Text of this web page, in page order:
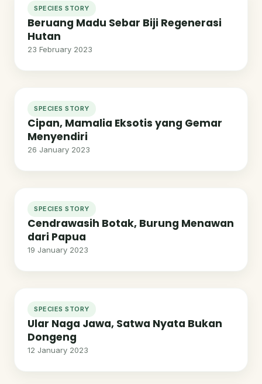
SPECIES STORY
Beruang Madu Sebar Biji Regenerasi
Hutan
23 February 2023
SPECIES STORY
Cipan, Mamalia Eksotis yang Gemar
Menyendiri
26 January 2023
SPECIES STORY
Cendrawasih Botak, Burung Menawan
dari Papua
19 January 2023
SPECIES STORY
Ular Naga Jawa, Satwa Nyata Bukan
Dongeng
12 January 2023